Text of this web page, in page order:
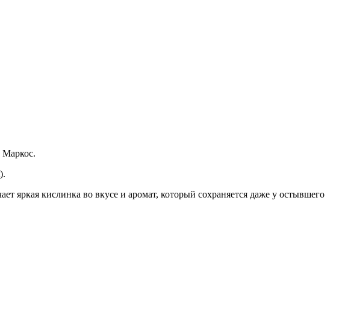
Маркос.
яркая кислинка во вкусе и аромат, который сохраняется даже у остывшего